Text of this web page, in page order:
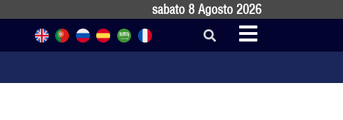
sabato 8 Agosto 2026